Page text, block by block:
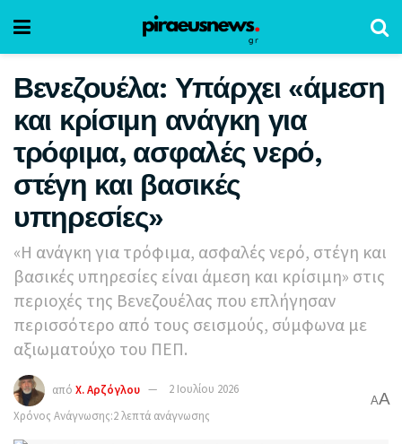
Βενεζουέλα: Υπάρχει «άμεση
και κρίσιμη ανάγκη για
τρόφιμα, ασφαλές νερό,
στέγη και βασικές
υπηρεσίες»
«Η ανάγκη για τρόφιμα, ασφαλές νερό, στέγη και
βασικές υπηρεσίες είναι άμεση και κρίσιμη» στις
περιοχές της Βενεζουέλας που επλήγησαν
περισσότερο από τους σεισμούς, σύμφωνα με
αξιωματούχο του ΠΕΠ.
από Χ. Αρζόγλου
2 Ιουλίου 2026
Χρόνος Ανάγνωσης:2 λεπτά ανάγνωσης
AA